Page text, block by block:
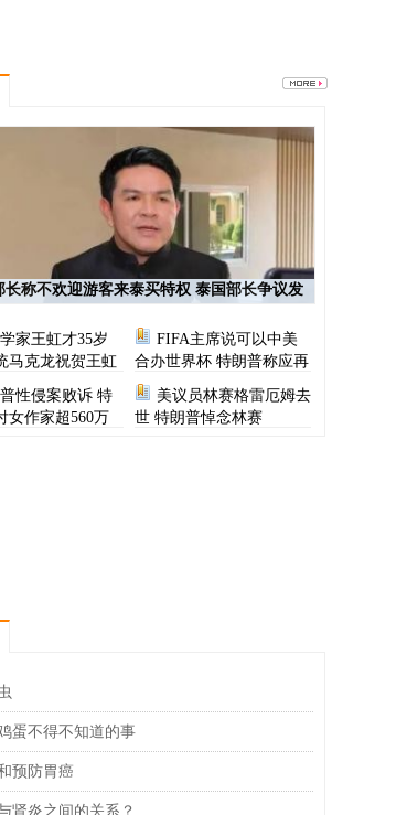
长称不欢迎游客来泰买特权 泰国部长争议发
家王虹才35岁
马克龙祝贺王虹
FIFA主席说可以中美
合办世界杯 特朗普称应再
次选择美国办世界杯
性侵案败诉 特
女作家超560万
美议员林赛格雷厄姆去
世 特朗普悼念林赛
蛋不得不知道的事
预防胃癌
肾炎之间的关系？